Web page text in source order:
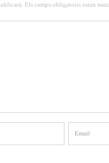
Els camps obligatoris estan